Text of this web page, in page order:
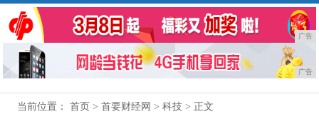
广告
广告
当前位置：首页 >首要财经网 >科技 > 正文